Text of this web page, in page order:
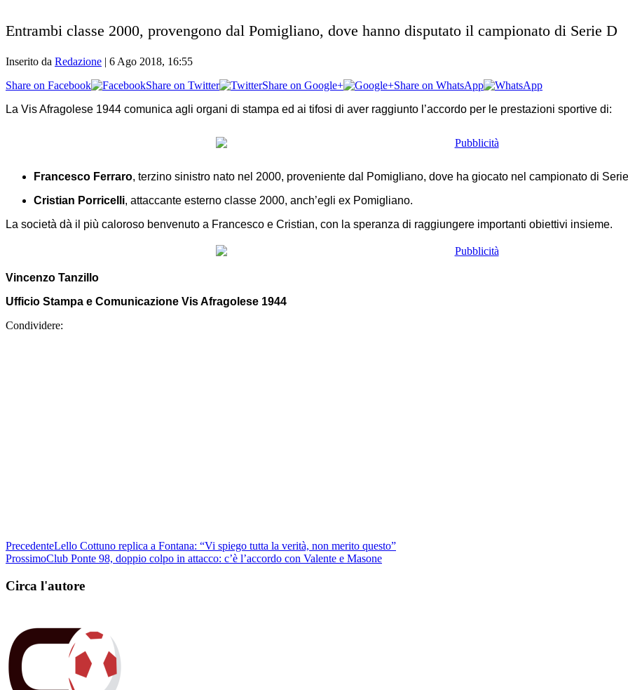
Entrambi classe 2000, provengono dal Pomigliano, dove hanno disputato il campionato di Serie D
Inserito da Redazione | 6 Ago 2018, 16:55
Share on Facebook
Share on Twitter Share on Google+
Share on WhatsApp
La Vis Afragolese 1944 comunica agli organi di stampa ed ai tifosi di aver raggiunto l’accordo per le prestazioni sportive di:
Francesco Ferraro, terzino sinistro nato nel 2000, proveniente dal Pomigliano, dove ha giocato nel campionato di
Cristian Porricelli, attaccante esterno classe 2000, anch’egli ex Pomigliano.
La società dà il più caloroso benvenuto a Francesco e Cristian, con la speranza di raggiungere importanti obiettivi insieme.
ProssimoClub Ponte 98, doppio colpo in attacco: c’è l’accordo con Valente e Masone